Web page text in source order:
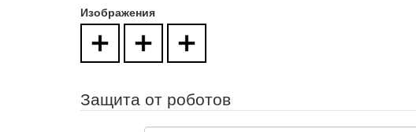
Изображения
Защита от роботов